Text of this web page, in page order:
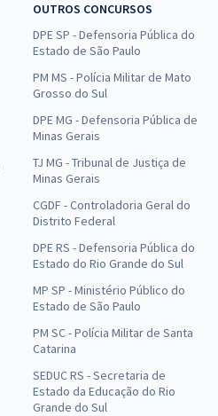
OUTROS CONCURSOS
DPE SP - Defensoria Pública do
Estado de São Paulo
PM MS - Polícia Militar de Mato
Grosso do Sul
DPE MG - Defensoria Pública de
Minas Gerais
TJ MG - Tribunal de Justiça de
Minas Gerais
CGDF - Controladoria Geral do
Distrito Federal
DPE RS - Defensoria Pública do
Estado do Rio Grande do Sul
MP SP - Ministério Público do
Estado de São Paulo
PM SC - Polícia Militar de Santa
Catarina
SEDUC RS - Secretaria de
Estado da Educação do Rio
Grande do Sul